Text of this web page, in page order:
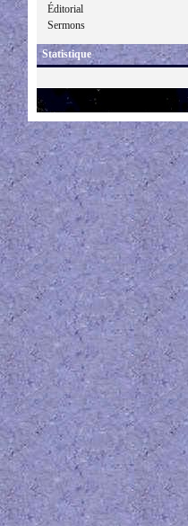
Éditorial
Sermons
Statistique